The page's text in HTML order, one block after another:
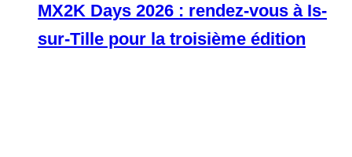
MX2K Days 2026 : rendez-vous à Is-
sur-Tille pour la troisième édition